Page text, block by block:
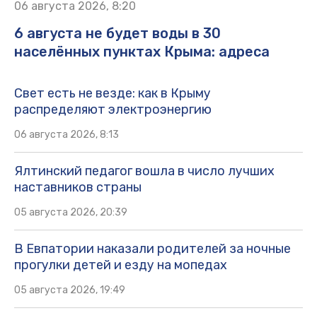
06 августа 2026, 8:20
6 августа не будет воды в 30
населённых пунктах Крыма: адреса
Свет есть не везде: как в Крыму
распределяют электроэнергию
06 августа 2026, 8:13
Ялтинский педагог вошла в число лучших
наставников страны
05 августа 2026, 20:39
В Евпатории наказали родителей за ночные
прогулки детей и езду на мопедах
05 августа 2026, 19:49